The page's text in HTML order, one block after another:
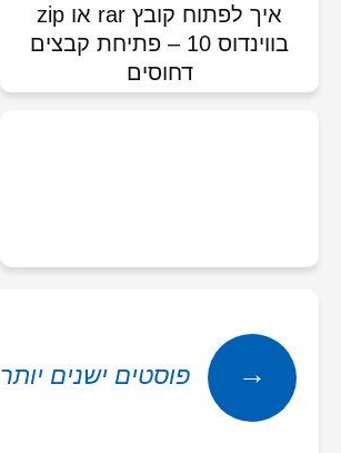
איך לפתוח קובץ rar או zip
בווינדוס 10 – פתיחת קבצים
דחוסים
ניווט
בין
→ פוסטים ישנים יותר